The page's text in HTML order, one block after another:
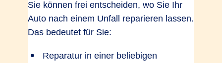
Glasreparatur
Ja, bei
Partner­werk­
Ja, bei
Partner­werk­
Sie können frei entscheiden, wo Sie Ihr
Auto nach einem Unfall reparieren lassen.
Das bedeutet für Sie:
Reparatur in einer beliebigen